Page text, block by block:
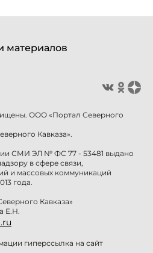
материалов
ООО «Портал Северного
Кавказа».
СМИ ЭЛ № ФС 77 - 53481 выдано
в сфере связи,
и массовых коммуникаций
года.
Кавказа»
Е.Н.
гиперссылка на сайт